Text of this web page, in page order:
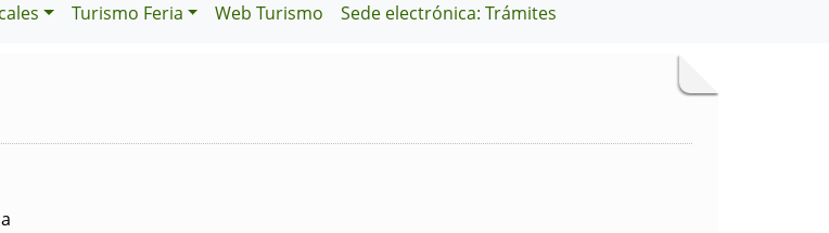
Turismo Feria Web Turismo Sede electrónica: Trámites